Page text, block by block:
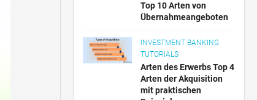
Top 10 Arten von
Übernahmeangeboten
INVESTMENT BANKING
TUTORIALS
Arten des Erwerbs Top 4
Arten der Akquisition
mit praktischen